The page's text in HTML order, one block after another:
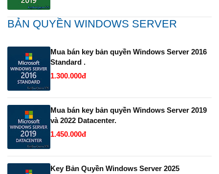
BẢN QUYỀN WINDOWS SERVER
Mua bán key bản quyền Windows Server 2016
Standard .
1.300.000đ
Mua bán key bản quyền Windows Server 2019
và 2022 Datacenter.
1.450.000đ
Key Bản Quyền Windows Server 2025